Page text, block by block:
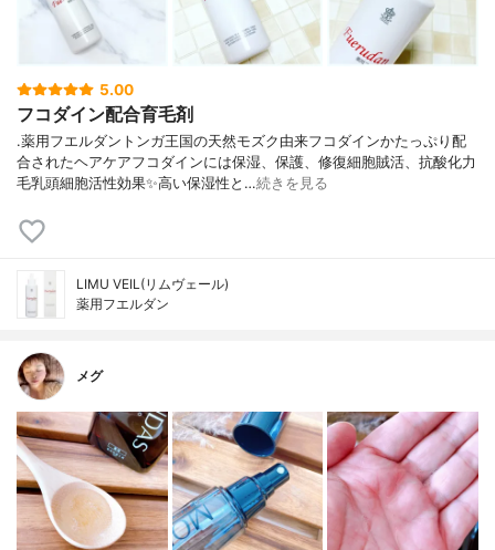
5.00
フコダイン配合育毛剤
.薬用フエルダントンガ王国の天然モズク由来フコダインかたっぷり配
合されたヘアケアフコダインには保湿、保護、修復細胞賊活、抗酸化力
毛乳頭細胞活性効果✨高い保湿性と…続きを見る
LIMU VEIL(リムヴェール)
薬用フエルダン
メグ